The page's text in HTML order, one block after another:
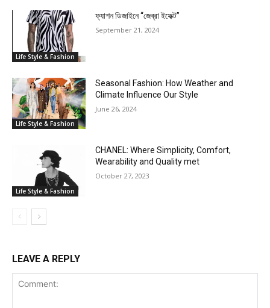
Life Style & Fashion
ফ্যাশন ডিজাইনে “জেব্রা ইফেক্ট”
September 21, 2024
Life Style & Fashion
Seasonal Fashion: How Weather and
Climate Influence Our Style
June 26, 2024
Life Style & Fashion
CHANEL: Where Simplicity, Comfort,
Wearability and Quality met
October 27, 2023
LEAVE A REPLY